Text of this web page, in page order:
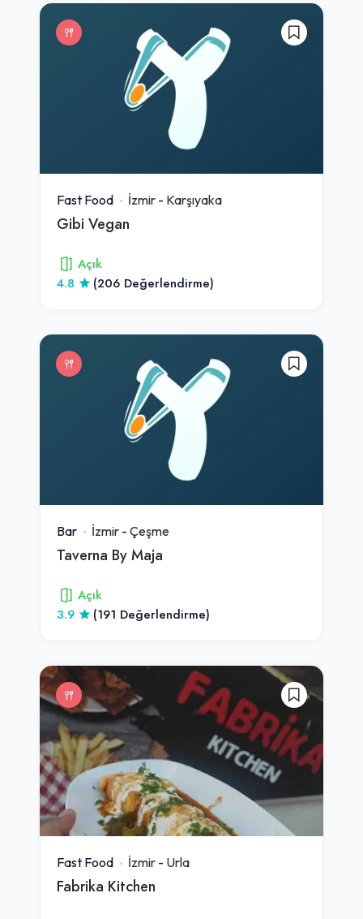
Fast Food İzmir - Karşıyaka
Gibi Vegan
Açık
4.8
(206 Değerlendirme)
Bar İzmir - Çeşme
Taverna By Maja
Açık
3.9
(191 Değerlendirme)
Fast Food İzmir - Urla
Fabrika Kitchen